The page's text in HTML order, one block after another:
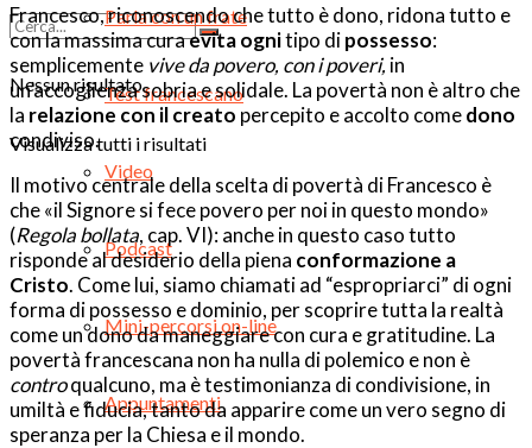
Nessun risultato
Visualizza tutti i risultati
Parla con un frate
Test francescano
Video
Podcast
Mini-percorsi on-line
Appuntamenti
Francesco, riconoscendo che tutto è dono, ridona tutto e
con la massima curaevita ognitipo dipossesso:
semplicemente vive da povero, con i poveri, in
un’accoglienza sobria e solidale. La povertà non è altro che
la relazione con il creato percepito e accolto comedono
condiviso.
Il motivo centrale della scelta di povertà di Francesco è
che «il Signore si fece povero per noi in questo mondo»
(Regola bollata, cap. VI): anche in questo caso tutto
risponde al desiderio della piena conformazione a
Cristo. Come lui, siamo chiamati ad “espropriarci” di ogni
forma di possesso e dominio, per scoprire tutta la realtà
come un dono da maneggiare con cura e gratitudine. La
povertà francescana non ha nulla di polemico e non è
controqualcuno, ma è testimonianza di condivisione, in
umiltà e fiducia, tanto da apparire come un vero segno di
speranza per la Chiesa e il mondo.